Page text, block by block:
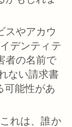
スやアカウ
デンティテ
者の名前で
ない請求書
可能性があ
これは、誰か